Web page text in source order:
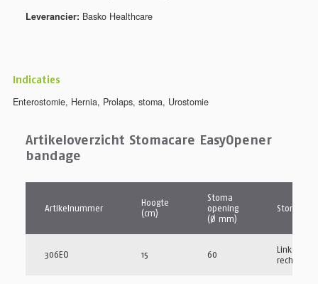
Leverancier: Basko Healthcare
Indicaties
Enterostomie, Hernia, Prolaps, stoma, Urostomie
Artikeloverzicht Stomacare EasyOpener
bandage
Artikelnummer
Hoogte
(cm)
Stoma
opening
(Ø mm)
306EO 15 60
Links/
rechts